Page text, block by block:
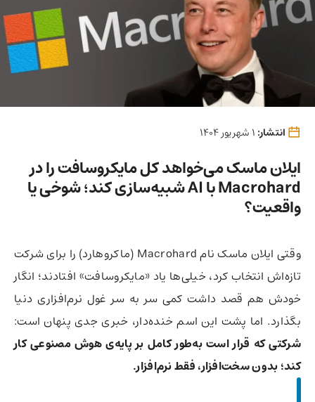
انتشار:
ایلان ماسک می‌خواهد کل مایکروسافت را در
Macrohard با AI شبیه‌سازی کند؛ شوخی یا
واقعیت؟
وقتی ایلان ماسک نام Macrohard (ماکروهارد) را برای شرکت
تازه‌اش انتخاب کرد، خیلی‌ها یاد «مایکروسافت» افتادند؛ انگار
خودش هم قصد داشت کمی سر به سر غول نرم‌افزاری دنیا
بگذارد. اما پشت این اسم خنده‌دار، خبری جدی پنهان است:
شرکتی که قرار است به‌طور کامل بر پایه‌ی هوش مصنوعی کار
کند؛ بدون سخت‌افزار، فقط نرم‌افزار.